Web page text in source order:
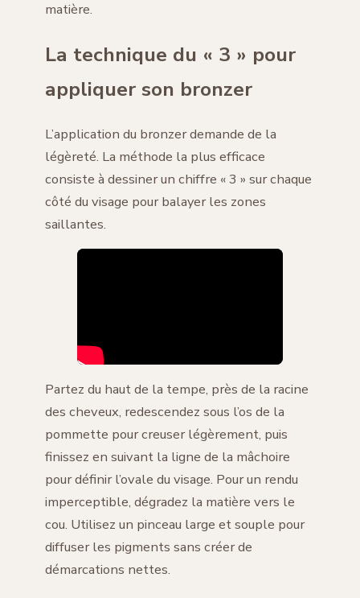
matière.
La technique du « 3 » pour
appliquer son bronzer
L’application du bronzer demande de la
légèreté. La méthode la plus efficace
consiste à dessiner un chiffre « 3 » sur chaque
côté du visage pour balayer les zones
saillantes.
Partez du haut de la tempe, près de la racine
des cheveux, redescendez sous l’os de la
pommette pour creuser légèrement, puis
finissez en suivant la ligne de la mâchoire
pour définir l’ovale du visage. Pour un rendu
imperceptible, dégradez la matière vers le
cou. Utilisez un pinceau large et souple pour
diffuser les pigments sans créer de
démarcations nettes.